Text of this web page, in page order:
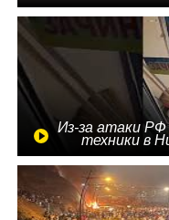
Из-за атаки РФ
техники в